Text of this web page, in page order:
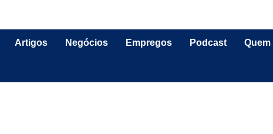
Artigos Negócios Empregos Podcast